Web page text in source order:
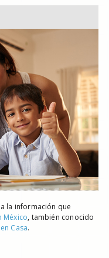
la información que
México, también conocido
Casa.